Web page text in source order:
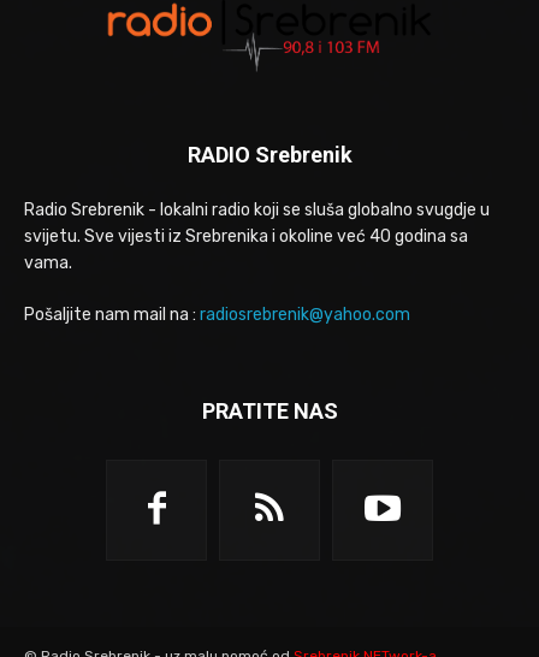
RADIO Srebrenik
Radio Srebrenik - lokalni radio koji se sluša globalno svugdje u
svijetu. Sve vijesti iz Srebrenika i okoline već 40 godina sa
vama.
Pošaljite nam mail na : radiosrebrenik@yahoo.com
PRATITE NAS